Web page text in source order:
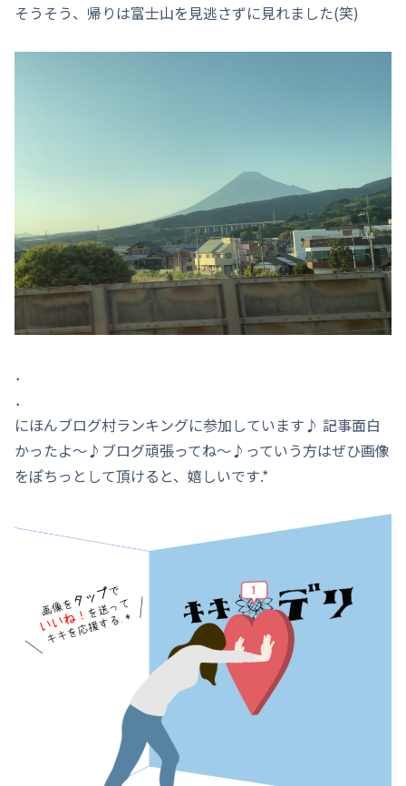
そうそう、帰りは富士山を見逃さずに見れました(笑)
．
．
にほんブログ村ランキングに参加しています♪ 記事面白
かったよ～♪ブログ頑張ってね～♪っていう方はぜひ画像
をぽちっとして頂けると、嬉しいです.*